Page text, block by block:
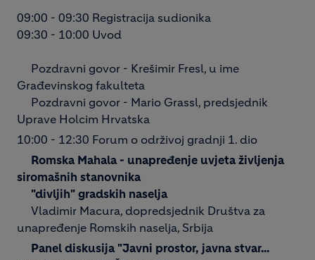
09:00 - 09:30 Registracija sudionika
09:30 - 10:00 Uvod
Pozdravni govor - Krešimir Fresl, u ime
Građevinskog fakulteta
Pozdravni govor - Mario Grassl, predsjednik
Uprave Holcim Hrvatska
10:00 - 12:30 Forum o održivoj gradnji 1. dio
Romska Mahala - unapređenje uvjeta življenja
siromašnih stanovnika
"divljih" gradskih naselja
Vladimir Macura, dopredsjednik Društva za
unapređenje Romskih naselja, Srbija
Panel diskusija "Javni prostor, javna stvar...